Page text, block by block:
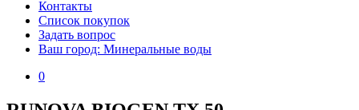
Контакты
Список покупок
Задать вопрос
Ваш город: Минеральные воды
0